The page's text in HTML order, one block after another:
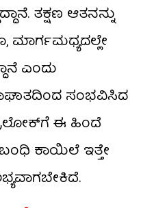
ತಕ್ಷಣ ಆತನನ್ನು
ಮಾರ್ಗಮಧ್ಯದಲ್ಲೇ
ಎಂದು
ಸಂಭವಿಸಿದ
ಈ ಹಿಂದೆ
ಕಾಯಿಲೆ ಇತ್ತೇ